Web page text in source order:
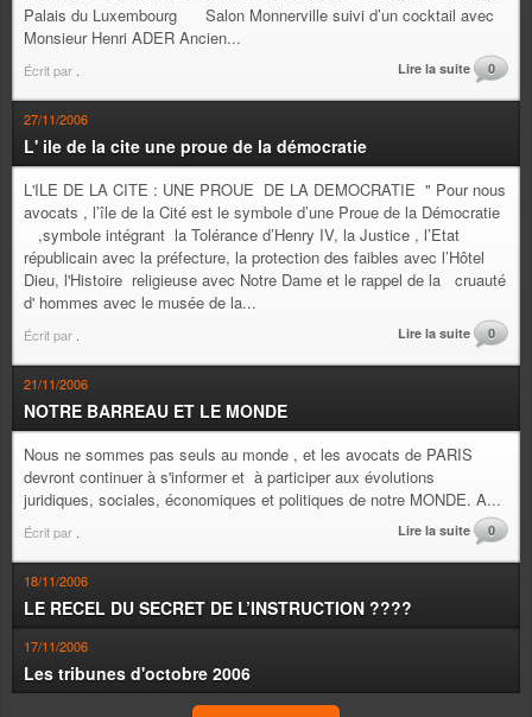
Palais du Luxembourg Salon Monnerville suivi d’un cocktail avec
Monsieur Henri ADER Ancien...
Écrit par Lire la suite 0
27/11/2006
L' ile de la cite une proue de la démocratie
L'ILE DE LA CITE : UNE PROUE DE LA DEMOCRATIE " Pour nous
avocats , l’île de la Cité est le symbole d’une Proue de la Démocratie
,symbole intégrant la Tolérance d’Henry IV, la Justice , l’Etat
républicain avec la préfecture, la protection des faibles avec l’Hôtel
Dieu, l'Histoire religieuse avec Notre Dame et le rappel de la cruauté
d' hommes avec le musée de la...
Écrit par Lire la suite 0
21/11/2006
NOTRE BARREAU ET LE MONDE
Nous ne sommes pas seuls au monde , et les avocats de PARIS
devront continuer à s'informer et à participer aux évolutions
juridiques, sociales, économiques et politiques de notre MONDE. A...
Écrit par Lire la suite 0
18/11/2006
LE RECEL DU SECRET DE L’INSTRUCTION ????
17/11/2006
Les tribunes d'octobre 2006